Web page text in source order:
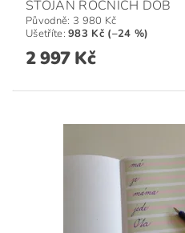
STOJAN ROČNÍCH DOB
Původně: 3 980 Kč
Ušetříte:983 Kč (–24 %)
2 997 Kč